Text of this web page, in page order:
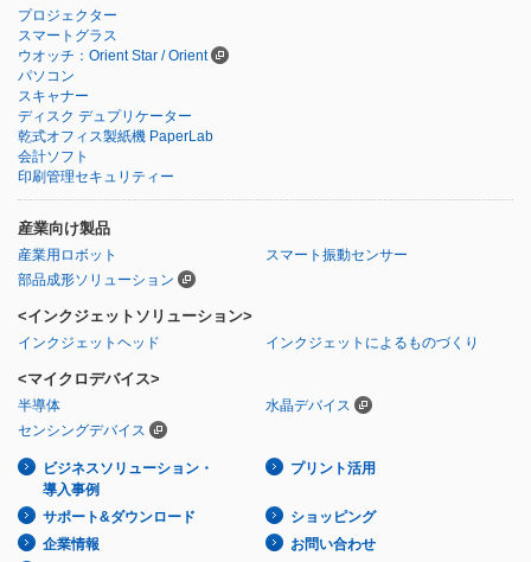
プロジェクター
スマートグラス
ウオッチ：Orient Star / Orient
パソコン
スキャナー
ディスク デュプリケーター
乾式オフィス製紙機 PaperLab
会計ソフト
印刷管理セキュリティー
産業向け製品
産業用ロボット
スマート振動センサー
部品成形ソリューション
<インクジェットソリューション>
インクジェットヘッド インクジェットによるものづくり
<マイクロデバイス>
半導体
水晶デバイス
センシングデバイス
ビジネスソリューション・
導入事例
プリント活用
サポート&ダウンロード
ショッピング
企業情報
お問い合わせ